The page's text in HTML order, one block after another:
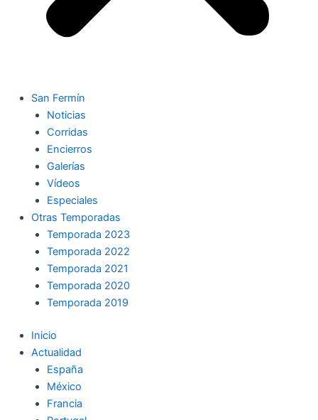
San Fermín
Noticias
Corridas
Encierros
Galerías
Vídeos
Especiales
Otras Temporadas
Temporada 2023
Temporada 2022
Temporada 2021
Temporada 2020
Temporada 2019
Inicio
Actualidad
España
México
Francia